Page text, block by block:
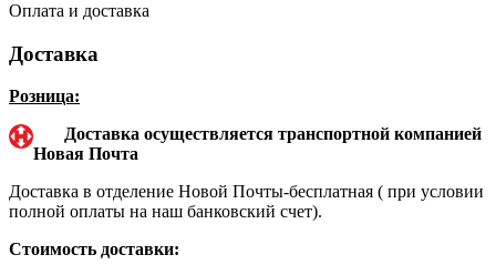
Оплата и доставка
Доставка
Розница:
Доставка осуществляется транспортной компанией
Новая Почта
Доставка в отделение Новой Почты-бесплатная ( при условии
полной оплаты на наш банковский счет).
Стоимость доставки: